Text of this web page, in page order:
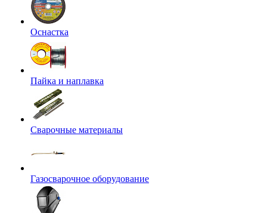
Оснастка
Пайка и наплавка
Сварочные материалы
Газосварочное оборудование